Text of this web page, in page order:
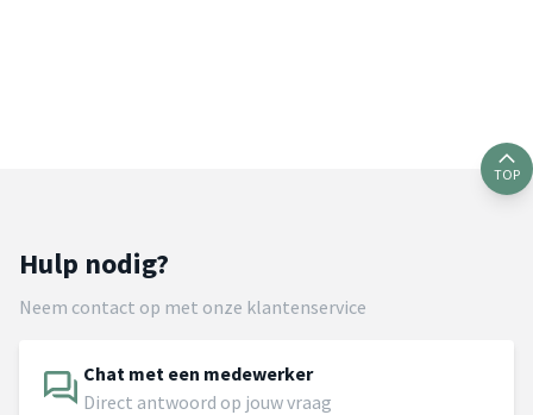
TOP
Hulp nodig?
Neem contact op met onze klantenservice
Chat met een medewerker
Direct antwoord op jouw vraag